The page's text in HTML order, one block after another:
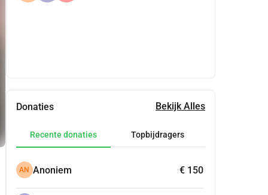
Donaties Bekijk Alles
Recente donaties Topbijdragers
AN Anoniem € 150